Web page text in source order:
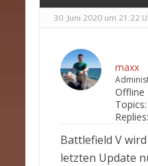
30. Juni 2020 um 21:22
maxx
Offline
Topics:
Replies:
Battlefield V
letzten Update